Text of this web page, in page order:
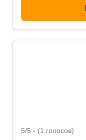
5/5 - (1 голосов)